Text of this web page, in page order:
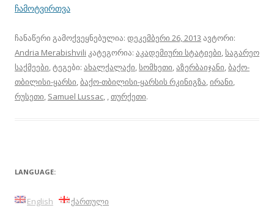
ჩამოტვირთვა
ჩანაწერი გამოქვეყნებულია: დეკემბერი 26, 2013 ავტორი:
Andria Merabishvili კატეგორია: აკადემიური სტატიები,საგარეო
საქმეები, ტეგები: ახალქალაქი,სომხეთი,აზერბაიჯანი,ბაქო-
თბილისი-ყარსი,ბაქო-თბილისი-ყარსის რკინიგზა,ირანი,
რუსეთი, Samuel Lussac, ,თურქეთი.
LANGUAGE:
English ქართული